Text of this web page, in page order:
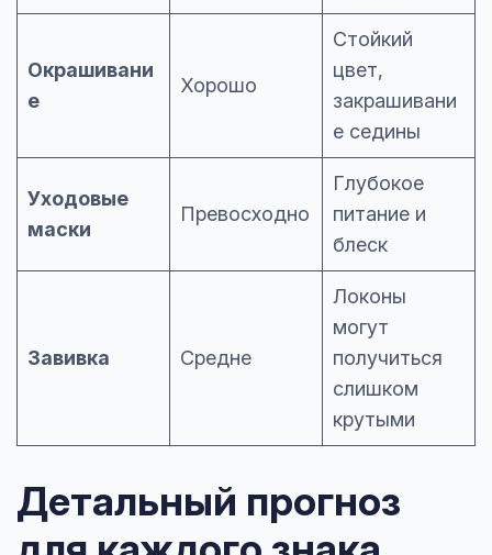
Окрашивани
е
Хорошо
Стойкий
цвет,
закрашивани
е седины
Уходовые
маски
Превосходно
Глубокое
питание и
блеск
Завивка Средне
Локоны
могут
получиться
слишком
крутыми
Детальный прогноз